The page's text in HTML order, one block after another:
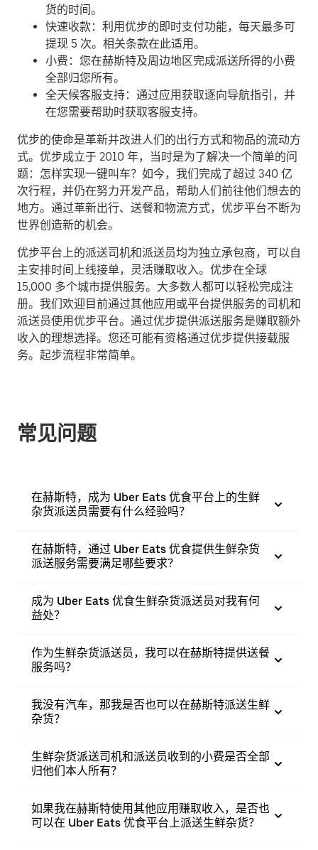
货的时间。
快速收款：利用优步的即时支付功能，每天最多可
提现 5 次。相关条款在此适用。
小费：您在赫斯特及周边地区完成派送所得的小费
全部归您所有。
全天候客服支持：通过应用获取逐向导航指引，并
在您需要帮助时获取客服支持。
优步的使命是革新并改进人们的出行方式和物品的流动方
式。优步成立于 2010 年，当时是为了解决一个简单的问
题：怎样实现一键叫车？如今，我们完成了超过 340 亿
次行程，并仍在努力开发产品，帮助人们前往他们想去的
地方。通过革新出行、送餐和物流方式，优步平台不断为
世界创造新的机会。
优步平台上的派送司机和派送员均为独立承包商，可以自
主安排时间上线接单，灵活赚取收入。优步在全球
15,000 多个城市提供服务。大多数人都可以轻松完成注
册。我们欢迎目前通过其他应用或平台提供服务的司机和
派送员使用优步平台。通过优步提供派送服务是赚取额外
收入的理想选择。您还可能有资格通过优步提供接载服
务。起步流程非常简单。
常见问题
在赫斯特，成为 Uber Eats 优食平台上的生鲜
杂货派送员需要有什么经验吗？
在赫斯特，通过 Uber Eats 优食提供生鲜杂货
派送服务需要满足哪些要求？
成为 Uber Eats 优食生鲜杂货派送员对我有何
益处？
作为生鲜杂货派送员，我可以在赫斯特提供送餐
服务吗？
我没有汽车，那我是否也可以在赫斯特派送生鲜
杂货？
生鲜杂货派送司机和派送员收到的小费是否全部
归他们本人所有？
如果我在赫斯特使用其他应用赚取收入，是否也
可以在 Uber Eats 优食平台上派送生鲜杂货？